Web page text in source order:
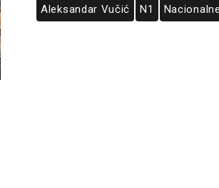
Aleksandar Vučić N1